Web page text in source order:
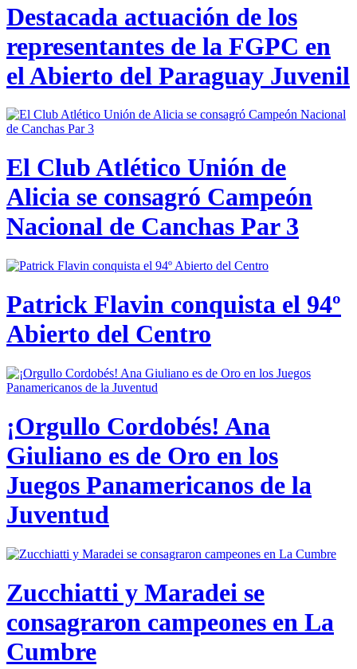
Destacada actuación de los
representantes de la FGPC en
el Abierto del Paraguay Juvenil
El Club Atlético Unión de
Alicia se consagró Campeón
Nacional de Canchas Par 3
Patrick Flavin conquista el 94º
Abierto del Centro
¡Orgullo Cordobés! Ana
Giuliano es de Oro en los
Juegos Panamericanos de la
Juventud
Zucchiatti y Maradei se
consagraron campeones en La
Cumbre